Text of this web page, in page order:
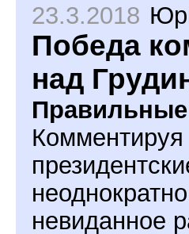
23.3.2018
Победа
над
невиданное